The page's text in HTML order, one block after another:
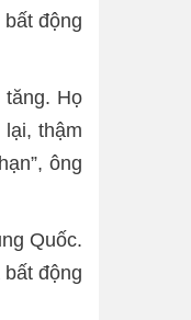
động
Họ
thậm
ông
Quốc.
động